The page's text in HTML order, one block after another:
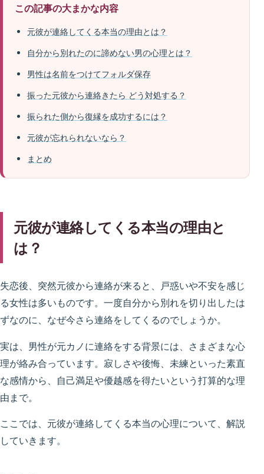
この記事の大まかな内容
元彼が連絡してくる本当の理由とは？
自分から別れたのに諦めない男の心理とは？
男性は名前をつけてフォルダ保存
振った元彼から連絡きたら どう対処する？
振られた側から復縁を成功するには？
元彼が忘れられないなら？
まとめ
元彼が連絡してくる本当の理由と
は？
失恋後、突然元彼から連絡が来ると、戸惑いや不安を感じ
る女性は多いものです。一度自分から別れを切り出したは
ずなのに、なぜ今さら連絡をしてくるのでしょうか。
実は、男性が元カノに連絡をする背景には、さまざまな心
理が絡み合っています。寂しさや後悔、未練といった素直
な感情から、自己満足や優越感を得たいという打算的な理
由まで。
ここでは、元彼が連絡してくる本当の心理について、解説
していきます。